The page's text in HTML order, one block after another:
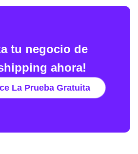
tu negocio de
ahora!
La Prueba Gratuita